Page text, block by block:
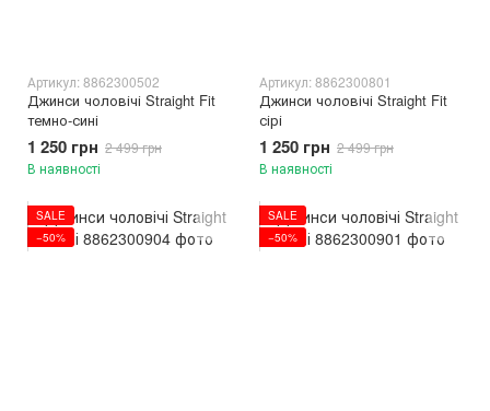
Артикул: 8862300502
Джинси чоловічі Straight Fit
темно-сині
1 250 грн 2 499 грн
В наявності
Артикул: 8862300801
Джинси чоловічі Straight Fit
сірі
1 250 грн 2 499 грн
В наявності
SALE
−50%
SALE
−50%